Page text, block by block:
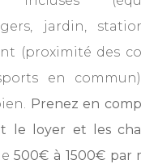
jardin,
(proximité des
en
Prenez en
le loyer et les
500€ à 1500€ par